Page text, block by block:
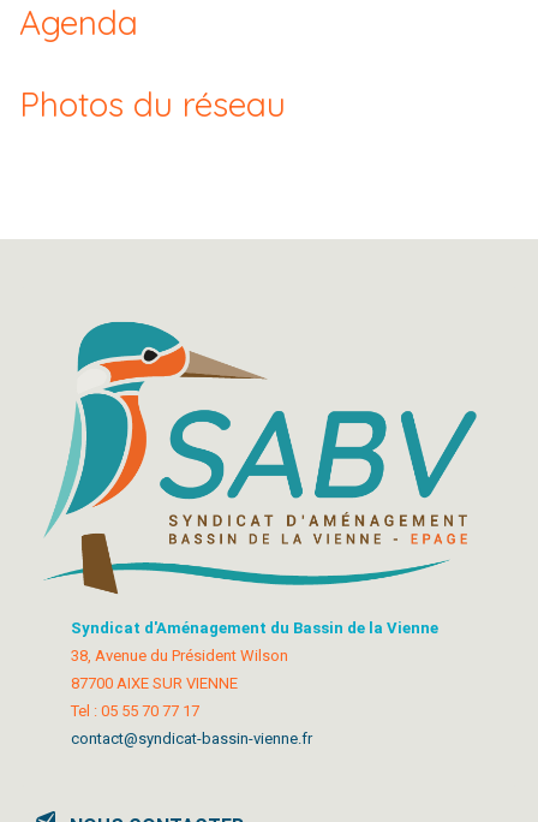
Agenda
Photos du réseau
Syndicat d'Aménagement du Bassin de la Vienne
38, Avenue du Président Wilson
87700 AIXE SUR VIENNE
Tel : 05 55 70 77 17
contact@syndicat-bassin-vienne.fr